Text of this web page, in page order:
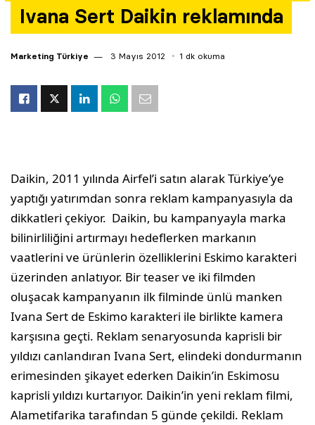
Ivana Sert Daikin reklamında
Marketing Türkiye 3 Mayıs 2012 1 dk okuma
Daikin, 2011 yılında Airfel’i satın alarak Türkiye’ye
yaptığı yatırımdan sonra reklam kampanyasıyla da
dikkatleri çekiyor. Daikin, bu kampanyayla marka
bilinirliliğini artırmayı hedeflerken markanın
vaatlerini ve ürünlerin özelliklerini Eskimo karakteri
üzerinden anlatıyor. Bir teaser ve iki filmden
oluşacak kampanyanın ilk filminde ünlü manken
Ivana Sert de Eskimo karakteri ile birlikte kamera
karşısına geçti. Reklam senaryosunda kaprisli bir
yıldızı canlandıran Ivana Sert, elindeki dondurmanın
erimesinden şikayet ederken Daikin’in Eskimosu
kaprisli yıldızı kurtarıyor. Daikin’in yeni reklam filmi,
Alametifarika tarafından 5 günde çekildi. Reklam
Yazarlar
Araştırma